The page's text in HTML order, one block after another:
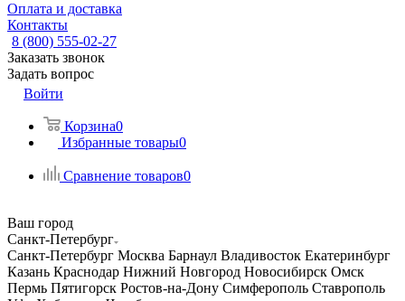
Оплата и доставка
Контакты
8 (800) 555-02-27
Заказать звонок
Задать вопрос
Войти
Корзина0
Избранные товары0
Сравнение товаров0
Ваш город
Санкт-Петербург
Санкт-Петербург Москва Барнаул Владивосток Екатеринбург
Казань Краснодар Нижний Новгород Новосибирск Омск
Пермь Пятигорск Ростов-на-Дону Симферополь Ставрополь